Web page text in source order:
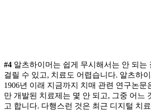
#4 알츠하이머는 쉽게 무시해서는 안 되는
걸릴 수 있고, 치료도 어렵습니다. 알츠하
1906년 이래 지금까지 치매 관련 연구논문
만 개발된 치료제는 몇 안 되고, 그중 어느
고 합니다. 다행스런 것은 최근 디지털 치